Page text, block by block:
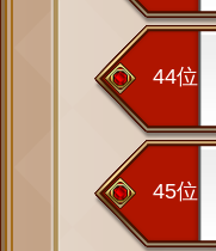
44位
45位